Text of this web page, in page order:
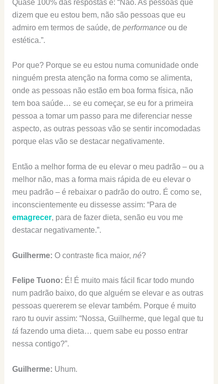
Quase 100% das respostas é: “Não. As pessoas que
dizem que eu estou bem, não são pessoas que eu
admiro em termos de saúde, de performanceou de
estética.”.
Por que? Porque se eu estou numa comunidade onde
ninguém presta atenção na forma como se alimenta,
onde as pessoas não estão em boa forma física, não
tem boa saúde… se eu começar, se eu for a primeira
pessoa a tomar um passo para me diferenciar nesse
aspecto, as outras pessoas vão se sentir incomodadas
porque elas vão se destacar negativamente.
Então a melhor forma de eu elevar o meu padrão – ou a
melhor não, mas a forma mais rápida de eu elevar o
meu padrão – é rebaixar o padrão do outro. É como se,
inconscientemente eu dissesse assim: “Para de
emagrecer, para de fazer dieta, senão eu vou me
destacar negativamente.”.
Guilherme: O contraste fica maior, né?
Felipe Tuono: É! É muito mais fácil ficar todo mundo
num padrão baixo, do que alguém se elevar e as outras
pessoas quererem se elevar também. Porque é muito
raro tu ouvir assim: “Nossa, Guilherme, que legal que tu
tá fazendo uma dieta… quem sabe eu posso entrar
nessa contigo?”.
Guilherme: Uhum.